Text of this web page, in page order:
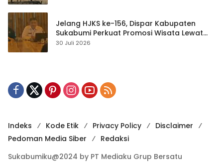
Jelang HJKS ke-156, Dispar Kabupaten
Sukabumi Perkuat Promosi Wisata Lewat
Publikasi Digital
30 Juli 2026
Indeks Kode Etik Privacy Policy
Disclaimer
Pedoman Media Siber
Redaksi
Sukabumiku@2024 by PT Mediaku Grup Bersatu